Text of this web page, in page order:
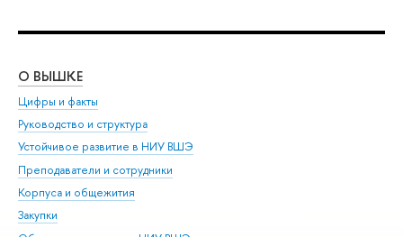
О ВЫШКЕ
Цифры и факты
Руководство и структура
Устойчивое развитие в НИУ ВШЭ
Преподаватели и сотрудники
Корпуса и общежития
Закупки